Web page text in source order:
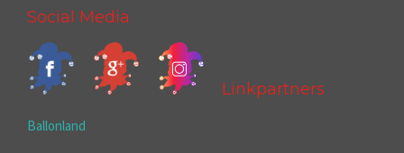
Social Media
Linkpartners
Ballonland